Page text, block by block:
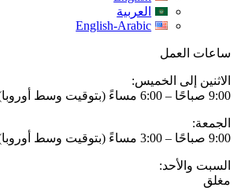
العربية
English-Arabic
ساعات العمل
الاثنين إلى الخميس:
9:00 صباحًا – 6:00 مساءً (بتوقيت وسط أوروبا)
الجمعة:
9:00 صباحًا – 3:00 مساءً (بتوقيت وسط أوروبا)
السبت والأحد:
مغلق